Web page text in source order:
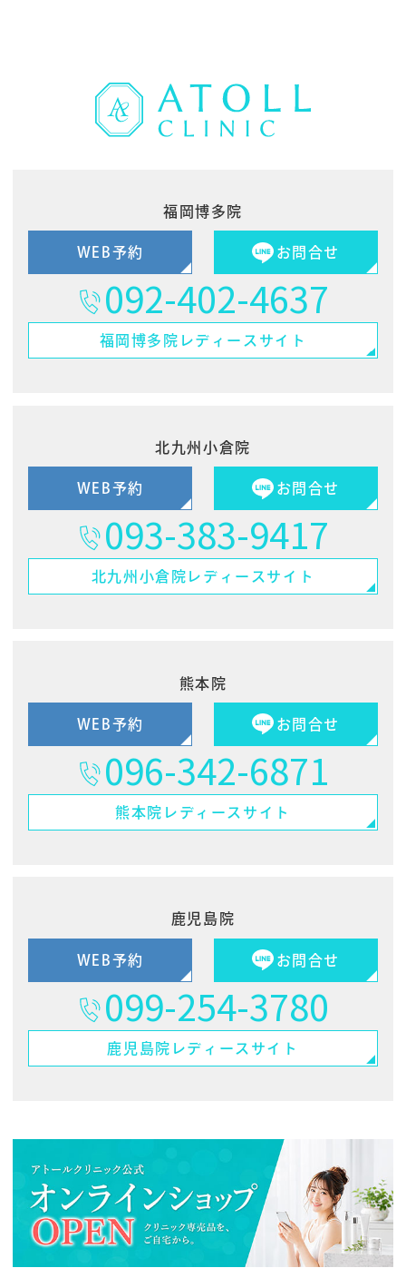
福岡博多院
WEB予約 お問合せ
092-402-4637
福岡博多院 レディースサイト
北九州小倉院
WEB予約 お問合せ
093-383-9417
北九州小倉院 レディースサイト
熊本院
WEB予約 お問合せ
096-342-6871
熊本院 レディースサイト
鹿児島院
WEB予約 お問合せ
099-254-3780
鹿児島院 レディースサイト